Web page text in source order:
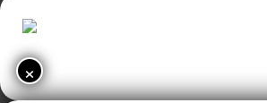
×